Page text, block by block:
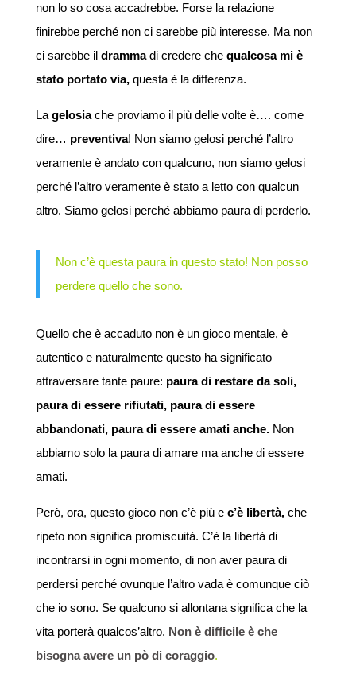
non lo so cosa accadrebbe. Forse la relazione
finirebbe perché non ci sarebbe più interesse. Ma non
ci sarebbe ildrammadi credere che qualcosa mi è
stato portato via,questa è la differenza.
La gelosiache proviamo il più delle volte è…. come
dire… preventiva! Non siamo gelosi perché l’altro
veramente è andato con qualcuno, non siamo gelosi
perché l’altro veramente è stato a letto con qualcun
altro. Siamo gelosi perché abbiamo paura di perderlo.
Non c’è questa paura in questo stato! Non posso
perdere quello che sono.
Quello che è accaduto non è un gioco mentale, è
autentico e naturalmente questo ha significato
attraversare tante paure: paura di restare da soli,
paura di essere rifiutati, paura di essere
abbandonati, paura di essere amati anche.Non
abbiamo solo la paura di amare ma anche di essere
amati.
Però, ora, questo gioco non c’è più e c’è libertà,che
ripeto non significa promiscuità. C’è la libertà di
incontrarsi in ogni momento, di non aver paura di
perdersi perché ovunque l’altro vada è comunque ciò
che io sono. Se qualcuno si allontana significa che la
vita porterà qualcos’altro. Non è difficile è che
bisogna avere un pò di coraggio.